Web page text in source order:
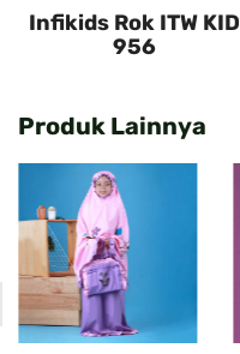
Infikids Rok ITW KID
956
Produk Lainnya